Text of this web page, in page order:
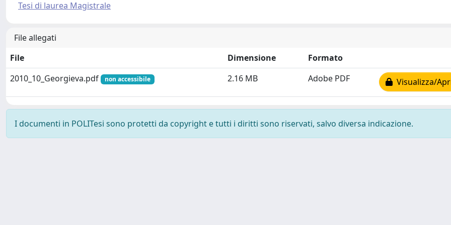
Tesi di laurea Magistrale
File allegati
File
Dimensione
Formato
2010_10_Georgieva.pdf
non accessibile 2.16 MB Adobe PDF Visualizza/
I documenti in POLITesi sono protetti da copyright e tutti i diritti sono riservati, salvo diversa indicazione.